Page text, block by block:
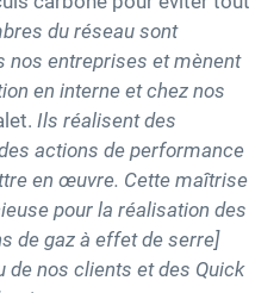
du réseau sont
nos entreprises et mènent
en interne et chez nos
Ils réalisent des
actions de performance
en œuvre. Cette maîtrise
pour la réalisation des
de gaz à effet de serre]
nos clients et des Quick